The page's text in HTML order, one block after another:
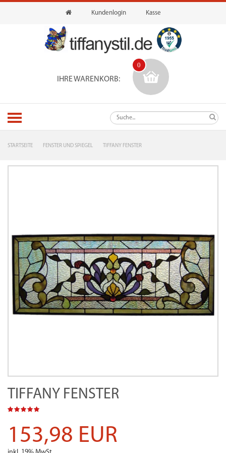
Kundenlogin Kasse
IHRE WARENKORB:
0
STARTSEITE FENSTER UND SPIEGEL TIFFANY FENSTER
TIFFANY FENSTER
153,98 EUR